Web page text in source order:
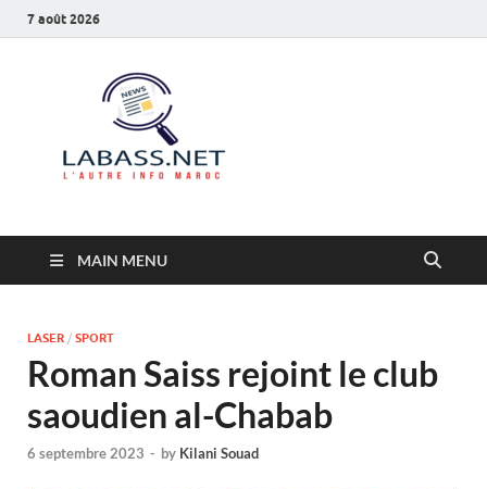
7 août 2026
MAIN MENU
LASER / SPORT
Roman Saiss rejoint le club
saoudien al-Chabab
6 septembre 2023 - by Kilani Souad